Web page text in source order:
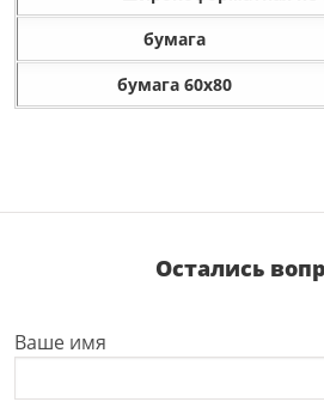
бумага
бумага 60x80
Остались
Ваше имя